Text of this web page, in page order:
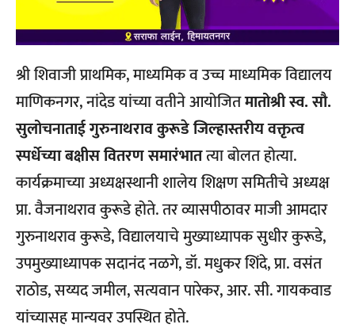
श्री शिवाजी प्राथमिक, माध्यमिक व उच्च माध्यमिक विद्यालय
माणिकनगर, नांदेड यांच्या वतीने आयोजितमातोश्री स्व. सौ.
सुलोचनाताई गुरुनाथराव कुरूडे जिल्हास्तरीय वक्तृत्व
स्पर्धेच्या बक्षीस वितरण समारंभातत्या बोलत होत्या.
कार्यक्रमाच्या अध्यक्षस्थानी शालेय शिक्षण समितीचे अध्यक्ष
प्रा. वैजनाथराव कुरूडे होते. तर व्यासपीठावर माजी आमदार
गुरुनाथराव कुरूडे, विद्यालयाचे मुख्याध्यापक सुधीर कुरूडे,
उपमुख्याध्यापक सदानंद नळगे, डॉ. मधुकर शिंदे, प्रा. वसंत
राठोड, सय्यद जमील, सत्यवान पारेकर, आर. सी. गायकवाड
यांच्यासह मान्यवर उपस्थित होते.